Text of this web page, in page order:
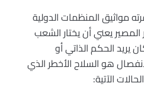
مواثيق المنظمات الدولية
يعني أن يختار الشعب
يريد الحكم الذاتي أو
هو السلاح الأخطر الذي
الآتية: